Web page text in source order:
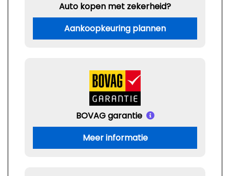
Auto kopen met zekerheid?
Aankoopkeuring plannen
BOVAG garantie
Meer informatie